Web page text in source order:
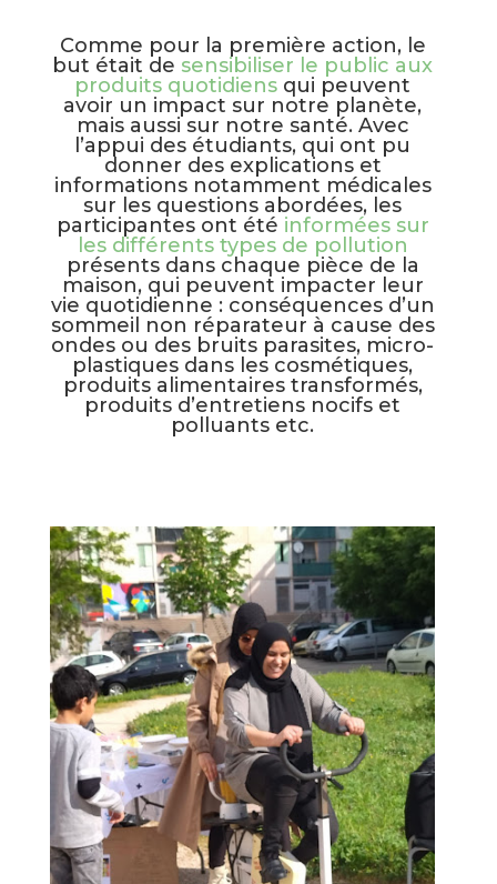
Comme pour la première action, le
but était de sensibiliser le public aux
produits quotidiens qui peuvent
avoir un impact sur notre planète,
mais aussi sur notre santé. Avec
l’appui des étudiants, qui ont pu
donner des explications et
informations notamment médicales
sur les questions abordées, les
participantes ont été informées sur
les différents types de pollution
présents dans chaque pièce de la
maison, qui peuvent impacter leur
vie quotidienne : conséquences d’un
sommeil non réparateur à cause des
ondes ou des bruits parasites, micro-
plastiques dans les cosmétiques,
produits alimentaires transformés,
produits d’entretiens nocifs et
polluants etc.